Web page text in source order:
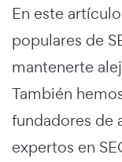
En este
populares de
mantenerte
También
fundadores de
expertos en